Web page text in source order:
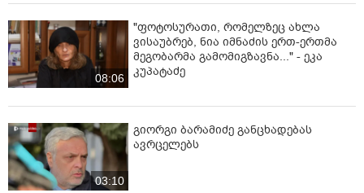
ყველა ასე მიიღებს პასუხს. არავის ეშინია. დედას
გიტირებთ ქართველი ხალხი. გაიქცა, არ ვიცი, ვინ
არის. დედას გიტირებ კობახიძე, შე ზღმურტლიანო და
შენც, მდინარაძე. ივანიშვილს თუ არ დავამხობთ,
მაგასაც ვნახავთ“,- განაცხადა ხაბეიშვილმა.
08:06
"ფოტოსურათი, რომელზეც ახლა
ვისაუბრებ, ნია იმნაძის ერთ-ერთმა
მეგობარმა გამომიგზავნა..." - ეკა
კუპატაძე
03:10
გიორგი ბარამიძე განცხადებას
ავრცელებს